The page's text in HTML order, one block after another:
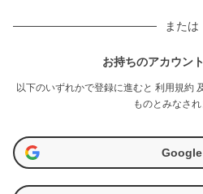
または
お持ちのアカウン
以下のいずれかで登録に進むと 利用規約
ものとみなされ
Google